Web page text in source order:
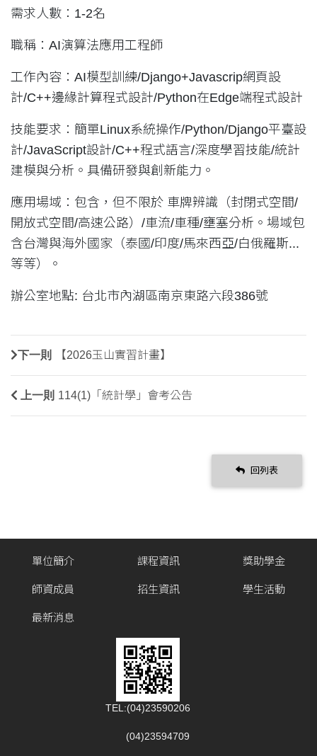
需求人數：1-2名
職稱：AI演算法應用工程師
工作內容：AI模型訓練/Django+Javascrip網頁設
計/C++邊緣計算程式設計/Python在Edge端程式設計
技能要求：簡單Linux系統操作/Python/Django平臺設
計/JavaScript設計/C++程式語言/深度學習技能/統計
建模與分析。具備研發與創新能力。
應用場域：包含，但不限於 車牌辨識（封閉式空間/
開放式空間/高速公路）/車流/車種/壅塞分析。場域包
含台灣與海外國家（泰國/印度/馬來西亞/白俄羅斯...
等等）。
辦公室地點: 台北市內湖區南京東路六段386號
下一則 【2026玉山實習計畫】
上一則 114(1)「統計學」會考公告
回列表
單位簡介
師資成員
最新消息
課程資訊
招生資訊
獎助學金
學生活動
TEL:(04)23590206
(04)23594709